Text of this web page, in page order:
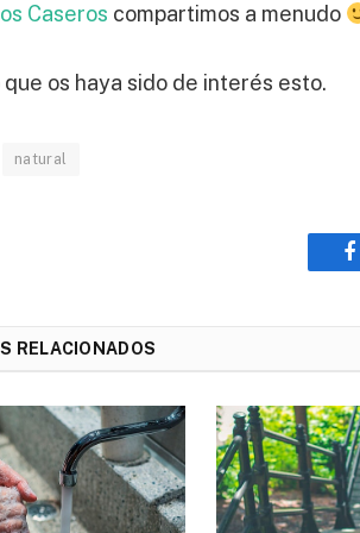
Caseros compartimos a menudo
que os haya sido de interés esto.
natural
RELACIONADOS